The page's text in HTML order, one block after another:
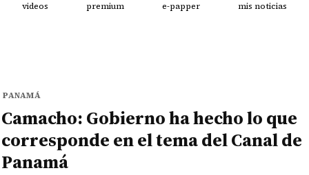
videos premium e-papper mis noticias
PANAMÁ
Camacho: Gobierno ha hecho lo que
corresponde en el tema del Canal de
Panamá